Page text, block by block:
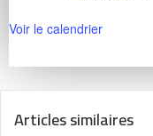
Voir le calendrier
Articles similaires